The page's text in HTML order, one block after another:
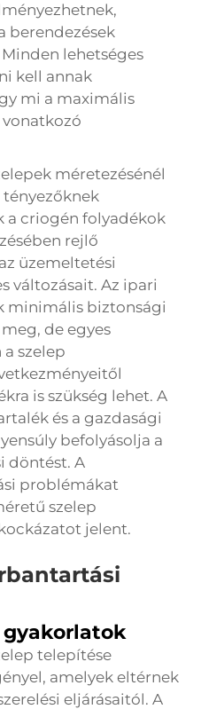
berendezések
lehetséges
kell annak
mi a maximális
méretezésénél
a criogén folyadékok
rejlő
üzemeltetési
változásait. Az ipari
minimális biztonsági
de egyes
szelep
is szükség lehet. A
és a gazdasági
befolyásolja a
döntést. A
problémákat
szelep
jelent.
telepítése
amelyek eltérnek
eljárásaitól. A